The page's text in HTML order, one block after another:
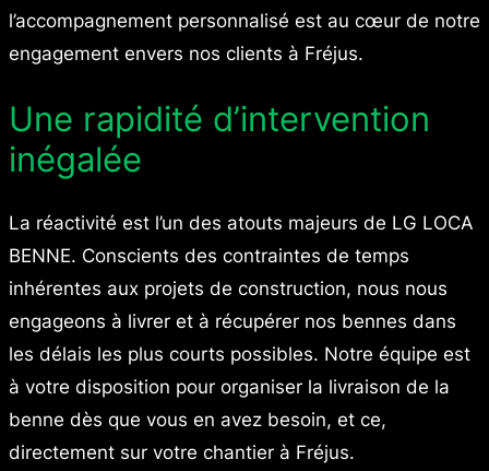
l’accompagnement personnalisé est au cœur de notre
engagement envers nos clients à Fréjus.
Une rapidité d’intervention
inégalée
La réactivité est l’un des atouts majeurs de LG LOCA
BENNE. Conscients des contraintes de temps
inhérentes aux projets de construction, nous nous
engageons à livrer et à récupérer nos bennes dans
les délais les plus courts possibles. Notre équipe est
à votre disposition pour organiser la livraison de la
benne dès que vous en avez besoin, et ce,
directement sur votre chantier à Fréjus.